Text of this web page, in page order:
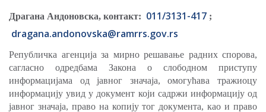
Драгана Андоновска, контакт: 011/3131-417 ;
dragana.andonovska@ramrrs.gov.rs
Републичка агенција за мирно решавање радних спорова,
сагласно одредбама Закона о слободном приступу
информацијама од јавног значаја, омогућава тражиоцу
информацију увид у документ који садржи информацију од
јавног значаја, право на копију тог документа, као и право